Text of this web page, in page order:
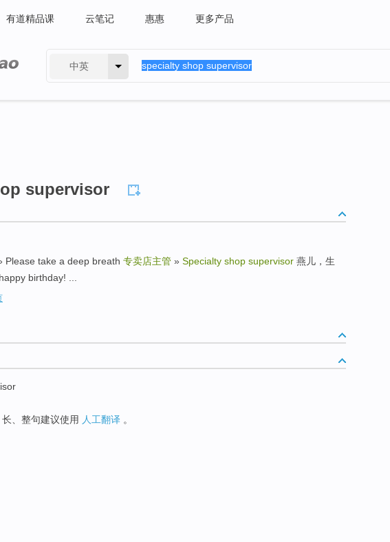
有道精品课 云笔记 惠惠 更多产品
中英
supervisor
Please take a deep breath 专卖店主管 » Specialty shop supervisor 燕儿，生
birthday! ...
、整句建议使用 人工翻译 。